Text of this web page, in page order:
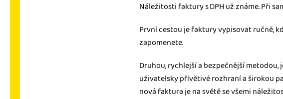
Náležitosti faktury s DPH už známe. Při
První cestou je faktury vypisovat ručně,
zapomenete.
Druhou, rychlejší a bezpečnější
uživatelsky přívětivé rozhraní a širokou
nová faktura je na světě se všemi